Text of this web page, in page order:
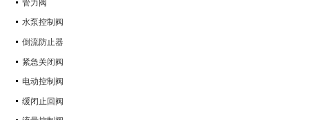
管力阀
水泵控制阀
倒流防止器
紧急关闭阀
电动控制阀
缓闭止回阀